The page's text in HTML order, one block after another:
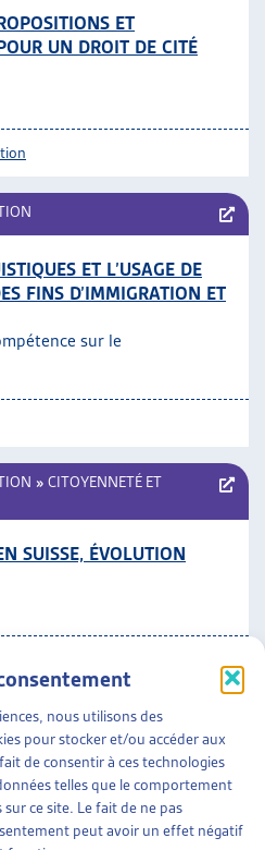
nous utilisons des
pour stocker et/ou accéder aux
de consentir à ces technologies
telles que le comportement
ce site. Le fait de ne pas
peut avoir un effet négatif
ET
UN DROIT DE CITÉ
ET L’USAGE DE
FINS D’IMMIGRATION ET
sur le
» CITOYENNETÉ ET
SUISSE, ÉVOLUTION
INEXPLOITÉ DES
EN SUISSE
2012